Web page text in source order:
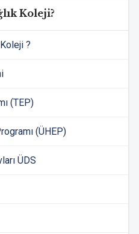
Koleji?
?
(TEP)
(ÜHEP)
ÜDS